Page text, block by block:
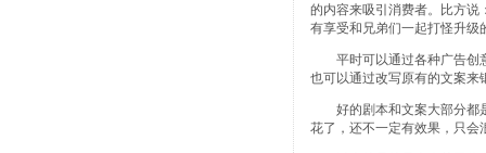
的内容来吸引消费者。比方说
有享受和兄弟们一起打怪升级
平时可以通过各种广告创意
也可以通过改写原有的文案来
好的剧本和文案大部分都是
花了，还不一定有效果，只会